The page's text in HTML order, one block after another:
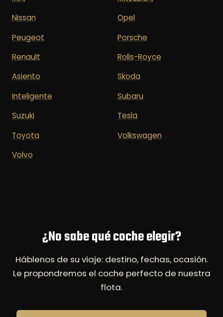
Nissan
Opel
Peugeot
Porsche
Renault
Rolls-Royce
Asiento
Skoda
Inteligente
Subaru
Suzuki
Tesla
Toyota
Volkswagen
Volvo
¿No sabe qué coche elegir?
Háblenos de su viaje: destino, fechas, ocasión.
Le propondremos el coche perfecto de nuestra
flota.